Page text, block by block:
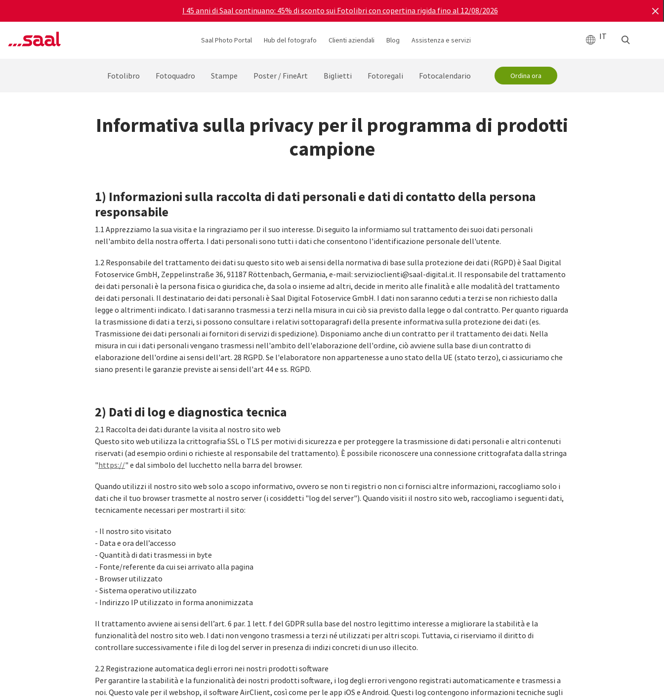
I 45 anni di Saal continuano: 45% di sconto sui Fotolibri con copertina rigida fino al 12/08/2026
Saal Photo Portal Hub del fotografo Clienti aziendali Blog Assistenza e servizi IT
Fotolibro Fotoquadro Stampe Poster / FineArt Biglietti Fotoregali Fotocalendario Ordina ora
Informativa sulla privacy per il programma di prodotti
campione
1) Informazioni sulla raccolta di dati personali e dati di contatto della persona
responsabile
1.1 Apprezziamo la sua visita e la ringraziamo per il suo interesse. Di seguito la informiamo sul trattamento dei suoi dati personali
nell'ambito della nostra offerta. I dati personali sono tutti i dati che consentono l'identificazione personale dell'utente.
1.2 Responsabile del trattamento dei dati su questo sito web ai sensi della normativa di base sulla protezione dei dati (RGPD) è Saal Digital
Fotoservice GmbH, Zeppelinstraße 36, 91187 Röttenbach, Germania, e-mail: servizioclienti@saal-digital.it. Il responsabile del trattamento
dei dati personali è la persona fisica o giuridica che, da sola o insieme ad altri, decide in merito alle finalità e alle modalità del trattamento
dei dati personali. Il destinatario dei dati personali è Saal Digital Fotoservice GmbH. I dati non saranno ceduti a terzi se non richiesto dalla
legge o altrimenti indicato. I dati saranno trasmessi a terzi nella misura in cui ciò sia previsto dalla legge o dal contratto. Per quanto riguarda
la trasmissione di dati a terzi, si possono consultare i relativi sottoparagrafi della presente informativa sulla protezione dei dati (es.
Trasmissione dei dati personali ai fornitori di servizi di spedizione). Disponiamo anche di un contratto per il trattamento dei dati. Nella
misura in cui i dati personali vengano trasmessi nell'ambito dell'elaborazione dell'ordine, ciò avviene sulla base di un contratto di
elaborazione dell'ordine ai sensi dell'art. 28 RGPD. Se l'elaboratore non appartenesse a uno stato della UE (stato terzo), ci assicuriamo che
siano presenti le garanzie previste ai sensi dell'art 44 e ss. RGPD.
2) Dati di log e diagnostica tecnica
2.1 Raccolta dei dati durante la visita al nostro sito web
Questo sito web utilizza la crittografia SSL o TLS per motivi di sicurezza e per proteggere la trasmissione di dati personali e altri contenuti
riservati (ad esempio ordini o richieste al responsabile del trattamento). È possibile riconoscere una connessione crittografata dalla stringa
"https://" e dal simbolo del lucchetto nella barra del browser.
Quando utilizzi il nostro sito web solo a scopo informativo, ovvero se non ti registri o non ci fornisci altre informazioni, raccogliamo solo i
dati che il tuo browser trasmette al nostro server (i cosiddetti "log del server"). Quando visiti il nostro sito web, raccogliamo i seguenti dati,
tecnicamente necessari per mostrarti il sito:
- Il nostro sito visitato
- Data e ora dell’accesso
- Quantità di dati trasmessi in byte
- Fonte/referente da cui sei arrivato alla pagina
- Browser utilizzato
- Sistema operativo utilizzato
- Indirizzo IP utilizzato in forma anonimizzata
Il trattamento avviene ai sensi dell’art. 6 par. 1 lett. f del GDPR sulla base del nostro legittimo interesse a migliorare la stabilità e la
funzionalità del nostro sito web. I dati non vengono trasmessi a terzi né utilizzati per altri scopi. Tuttavia, ci riserviamo il diritto di
controllare successivamente i file di log del server in presenza di indizi concreti di un uso illecito.
2.2 Registrazione automatica degli errori nei nostri prodotti software
Per garantire la stabilità e la funzionalità dei nostri prodotti software, i log degli errori vengono registrati automaticamente e trasmessi a
noi. Questo vale per il webshop, il software AirClient, così come per le app iOS e Android. Questi log contengono informazioni tecniche sugli